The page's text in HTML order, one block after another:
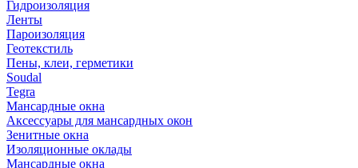
Гидроизоляция
Ленты
Пароизоляция
Геотекстиль
Пены, клеи, герметики
Soudal
Tegra
Мансардные окна
Аксессуары для мансардных окон
Зенитные окна
Изоляционные оклады
Мансардные окна